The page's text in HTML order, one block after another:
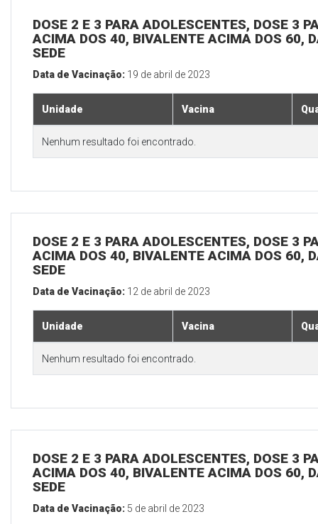
DOSE 2 E 3 PARA ADOLESCENTES, DOSE 3
ACIMA DOS 40, BIVALENTE ACIMA DOS 60,
SEDE
Data de Vacinação: 19 de abril de 2023
Unidade Vacina
Nenhum resultado foi encontrado.
DOSE 2 E 3 PARA ADOLESCENTES, DOSE 3
ACIMA DOS 40, BIVALENTE ACIMA DOS 60,
SEDE
Data de Vacinação: 12 de abril de 2023
Unidade Vacina
Nenhum resultado foi encontrado.
DOSE 2 E 3 PARA ADOLESCENTES, DOSE 3
ACIMA DOS 40, BIVALENTE ACIMA DOS 60,
SEDE
Data de Vacinação: 5 de abril de 2023